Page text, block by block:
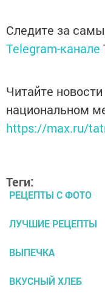
Следите за
Telegram-канале
Читайте
национальном
https://max.ru/
Теги:
РЕЦЕПТЫ С ФОТО
ЛУЧШИЕ РЕЦЕПТЫ
ВЫПЕЧКА
ВКУСНЫЙ ХЛЕБ